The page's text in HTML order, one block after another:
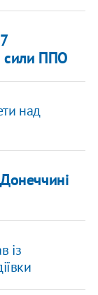
сили ППО
над
із